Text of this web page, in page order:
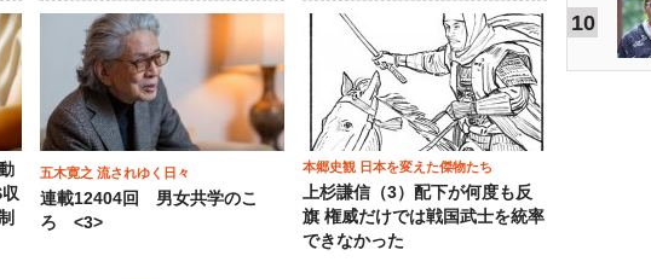
五木寛之 流されゆく日々
連載12404回 男女共学のこ
ろ <3>
本郷史観 日本を変えた傑物たち
上杉謙信（3）配下が何度も反
旗 権威だけでは戦国武士を統率
できなかった
10